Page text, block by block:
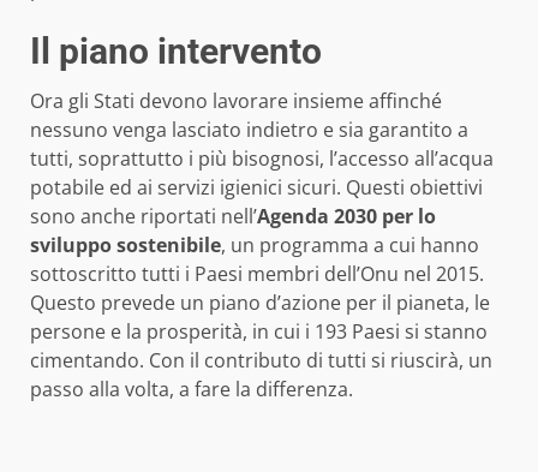
Il piano intervento
Ora gli Stati devono lavorare insieme affinché
nessuno venga lasciato indietro e sia garantito a
tutti, soprattutto i più bisognosi, l’accesso all’acqua
potabile ed ai servizi igienici sicuri. Questi obiettivi
sono anche riportati nell’Agenda 2030 per lo
sviluppo sostenibile, un programma a cui hanno
sottoscritto tutti i Paesi membri dell’Onu nel 2015.
Questo prevede un piano d’azione per il pianeta, le
persone e la prosperità, in cui i 193 Paesi si stanno
cimentando. Con il contributo di tutti si riuscirà, un
passo alla volta, a fare la differenza.